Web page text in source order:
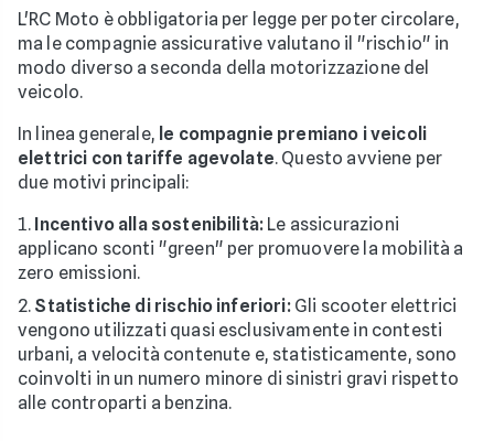
L'RC Moto è obbligatoria per legge per poter circolare,
ma le compagnie assicurative valutano il "rischio" in
modo diverso a seconda della motorizzazione del
veicolo.
In linea generale, le compagnie premiano i veicoli
elettrici con tariffe agevolate. Questo avviene per
due motivi principali:
Incentivo alla sostenibilità: Le assicurazioni
applicano sconti "green" per promuovere la mobilità a
zero emissioni.
Statistiche di rischio inferiori:Gli scooter elettrici
vengono utilizzati quasi esclusivamente in contesti
urbani, a velocità contenute e, statisticamente, sono
coinvolti in un numero minore di sinistri gravi rispetto
alle controparti a benzina.